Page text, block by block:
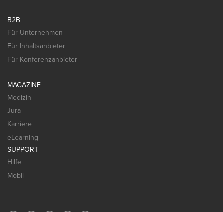
B2B
Für Unternehmen
Für Inhaltsanbieter
Für Konferenzanbieter
MAGAZINE
Medizin
Jura
Karriere
eLearning
SUPPORT
Hilfe
Mobil